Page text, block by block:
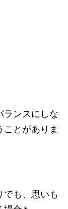
ランスにしな
とがありま
でも、思いも